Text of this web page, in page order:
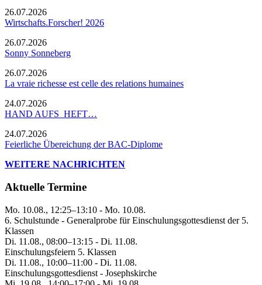
26.07.2026
Wirtschafts.Forscher! 2026
26.07.2026
Sonny Sonneberg
26.07.2026
La vraie richesse est celle des relations humaines
24.07.2026
HAND AUFS HEFT…
24.07.2026
Feierliche Übereichung der BAC-Diplome
WEITERE NACHRICHTEN
Aktuelle Termine
Mo. 10.08., 12:25–13:10 - Mo. 10.08.
6. Schulstunde - Generalprobe für Einschulungsgottesdienst der 5.
Klassen
Di. 11.08., 08:00–13:15 - Di. 11.08.
Einschulungsfeiern 5. Klassen
Di. 11.08., 10:00–11:00 - Di. 11.08.
Einschulungsgottesdienst - Josephskirche